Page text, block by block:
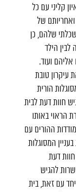
קליני עם כל
ואחריותם של
שלהם, כן
הילד
ועוד.
עיקרון טובת
הורית
חוות דעת לבית
הראוי באותו
ההורים עם
המסוגלות
דעת
להגיש
עם זאת, בית